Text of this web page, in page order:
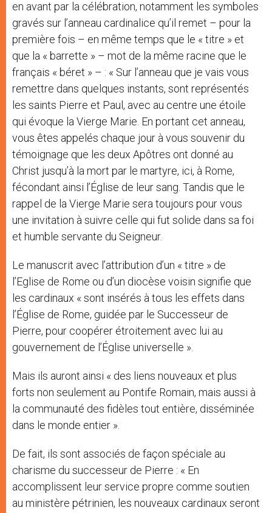
en avant par la célébration, notamment les symboles
gravés sur l’anneau cardinalice qu’il remet – pour la
première fois – en même temps que le « titre » et
que la « barrette » – mot de la même racine que le
français « béret » – : « Sur l’anneau que je vais vous
remettre dans quelques instants, sont représentés
les saints Pierre et Paul, avec au centre une étoile
qui évoque la Vierge Marie. En portant cet anneau,
vous êtes appelés chaque jour à vous souvenir du
témoignage que les deux Apôtres ont donné au
Christ jusqu’à la mort par le martyre, ici, à Rome,
fécondant ainsi l’Église de leur sang. Tandis que le
rappel de la Vierge Marie sera toujours pour vous
une invitation à suivre celle qui fut solide dans sa foi
et humble servante du Seigneur.
Le manuscrit avec l’attribution d’un « titre » de
l’Eglise de Rome ou d’un diocèse voisin signifie que
les cardinaux « sont insérés à tous les effets dans
l’Église de Rome, guidée par le Successeur de
Pierre, pour coopérer étroitement avec lui au
gouvernement de l’Église universelle ».
Mais ils auront ainsi « des liens nouveaux et plus
forts non seulement au Pontife Romain, mais aussi à
la communauté des fidèles tout entière, disséminée
dans le monde entier ».
De fait, ils sont associés de façon spéciale au
charisme du successeur de Pierre : « En
accomplissent leur service propre comme soutien
au ministère pétrinien, les nouveaux cardinaux seront